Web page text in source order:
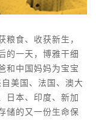
粮食、收获新生，
一天， 博雅干细
和中国妈妈为宝宝
自美国、法国、澳大
日本、印度、新加
储的又一份生命保